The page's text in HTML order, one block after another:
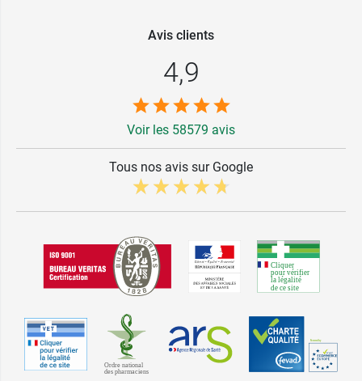
Avis clients
4,9
Voir les 58579 avis
Tous nos avis sur Google